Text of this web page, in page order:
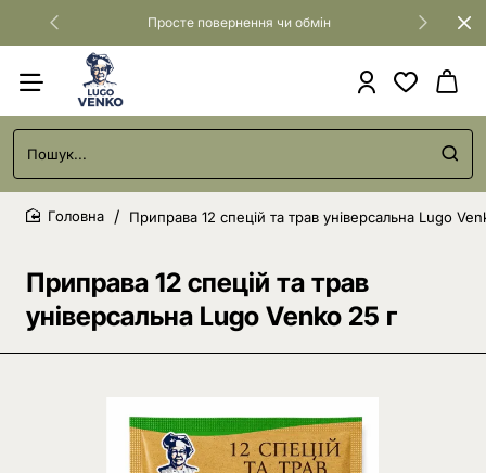
Просте повернення чи обмін
Пошук...
Приправа 12 спецій та трав
універсальна Lugo Venko 25 г
Приправа 12 спецій та трав універсальна Lugo